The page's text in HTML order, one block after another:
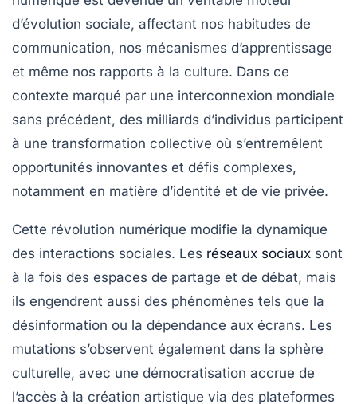
d’évolution sociale, affectant nos habitudes de
communication, nos mécanismes d’apprentissage
et même nos rapports à la culture. Dans ce
contexte marqué par une interconnexion mondiale
sans précédent, des milliards d’individus participent
à une transformation collective où s’entremêlent
opportunités innovantes et défis complexes,
notamment en matière d’identité et de vie privée.
Cette révolution numérique modifie la dynamique
des interactions sociales. Les réseaux sociaux sont
à la fois des espaces de partage et de débat, mais
ils engendrent aussi des phénomènes tels que la
désinformation ou la dépendance aux écrans. Les
mutations s’observent également dans la sphère
culturelle, avec une démocratisation accrue de
l’accès à la création artistique via des plateformes